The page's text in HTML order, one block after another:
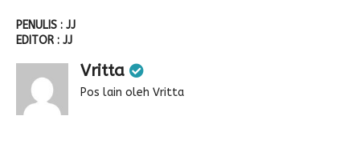
PENULIS : JJ
EDITOR : JJ
Vritta
Pos lain oleh Vritta